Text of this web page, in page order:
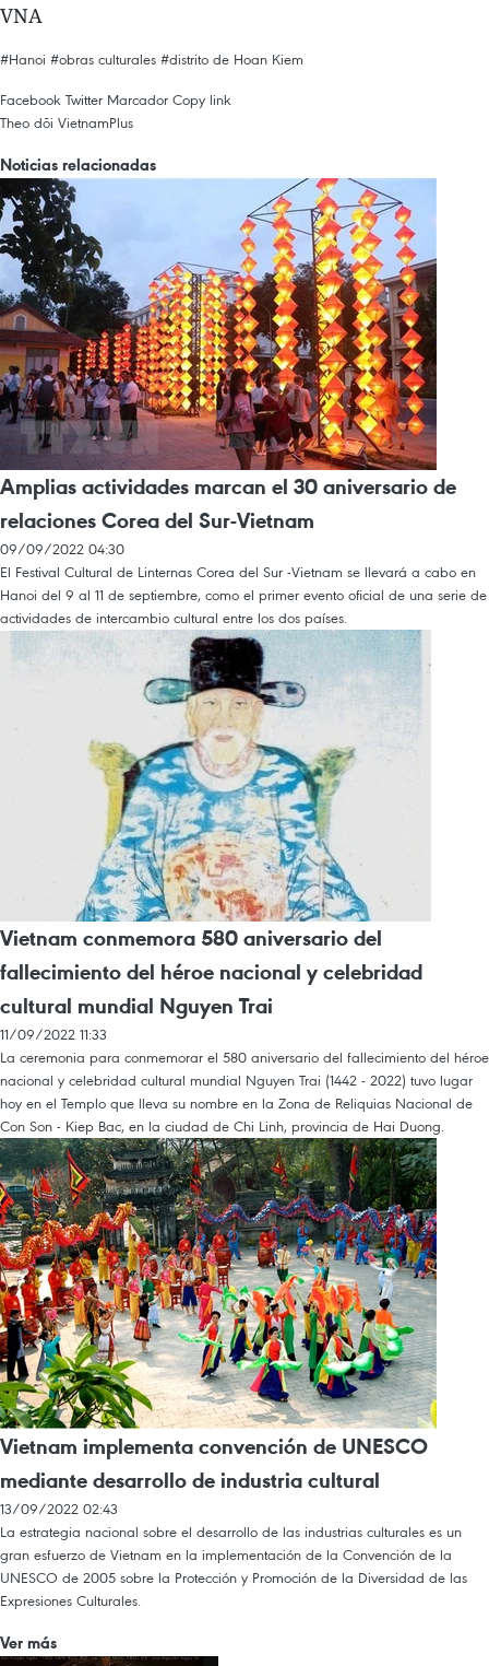
VNA
#Hanoi #obras culturales #distrito de Hoan Kiem
Facebook Twitter Marcador Copy link
Theo dõi VietnamPlus
Noticias relacionadas
Amplias actividades marcan el 30 aniversario de
relaciones Corea del Sur-Vietnam
09/09/2022 04:30
El Festival Cultural de Linternas Corea del Sur -Vietnam se llevará a cabo en
Hanoi del 9 al 11 de septiembre, como el primer evento oficial de una serie de
actividades de intercambio cultural entre los dos países.
Vietnam conmemora 580 aniversario del
fallecimiento del héroe nacional y celebridad
cultural mundial Nguyen Trai
11/09/2022 11:33
La ceremonia para conmemorar el 580 aniversario del fallecimiento del héroe
nacional y celebridad cultural mundial Nguyen Trai (1442 - 2022) tuvo lugar
hoy en el Templo que lleva su nombre en la Zona de Reliquias Nacional de
Con Son - Kiep Bac, en la ciudad de Chi Linh, provincia de Hai Duong.
Vietnam implementa convención de UNESCO
mediante desarrollo de industria cultural
13/09/2022 02:43
La estrategia nacional sobre el desarrollo de las industrias culturales es un
gran esfuerzo de Vietnam en la implementación de la Convención de la
UNESCO de 2005 sobre la Protección y Promoción de la Diversidad de las
Expresiones Culturales.
Ver más